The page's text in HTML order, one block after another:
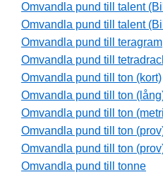
Omvandla pund till talent
Omvandla pund till talent
Omvandla pund till teragram
Omvandla pund till
Omvandla pund till ton (kort)
Omvandla pund till ton
Omvandla pund till ton
Omvandla pund till ton
Omvandla pund till ton
Omvandla pund till tonne